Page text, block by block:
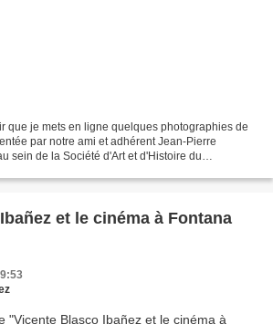
que je mets en ligne quelques photographies de
par notre ami et adhérent Jean-Pierre
sein de la Société d'Art et d'Histoire du
et le cinéma à Fontana